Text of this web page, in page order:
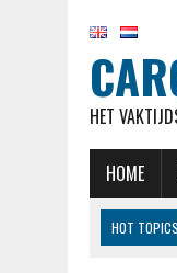
HET
HOME
HOT TOPICS